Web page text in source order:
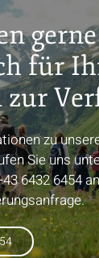
gerne
für
zu
Sie uns
6432 6454